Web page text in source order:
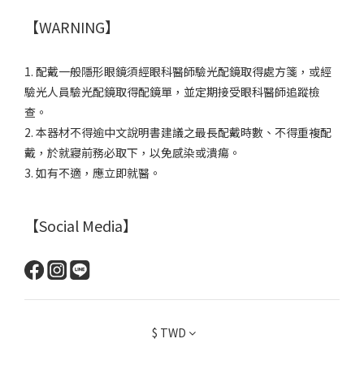
【WARNING】
1. 配戴一般隱形眼鏡須經眼科醫師驗光配鏡取得處方箋，或經
驗光人員驗光配鏡取得配鏡單，並定期接受眼科醫師追蹤檢
查。
2. 本器材不得逾中文說明書建議之最長配戴時數、不得重複配
戴，於就寢前務必取下，以免感染或潰瘍。
3. 如有不適，應立即就醫。
【Social Media】
$ TWD